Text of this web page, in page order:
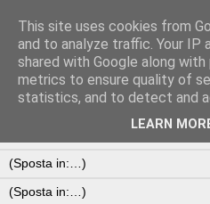
This site uses cookies from
and to analyze traffic. Your IP
shared with Google along
metrics to ensure quality of
statistics, and to detect and
LEARN